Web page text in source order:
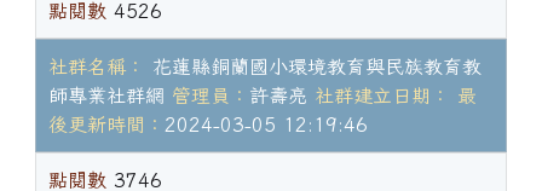
點閱數 4526
社群名稱：
花蓮縣銅蘭國小環境教育與民族教育教
師專業社群網 管理員： 許壽亮 社群建立日期：
最
後更新時間： 2024-03-05 12:19:46
點閱數 3746